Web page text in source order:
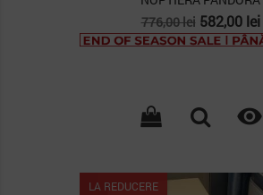
Pret
de
776,00 lei Pret
582,00 lei

LA REDUCERE